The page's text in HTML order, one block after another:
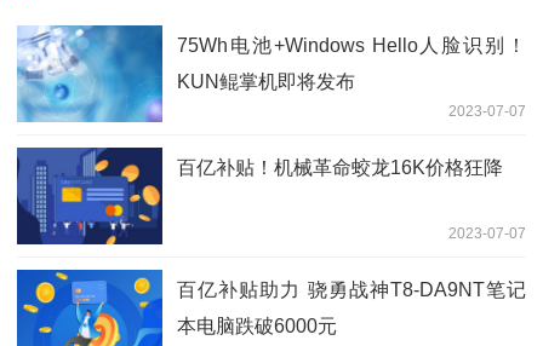
75Wh电池+Windows Hello人脸识别！
KUN鲲掌机即将发布
2023-07-07
百亿补贴！机械革命蛟龙16K价格狂降
2023-07-07
百亿补贴助力 骁勇战神T8-DA9NT笔记
本电脑跌破6000元